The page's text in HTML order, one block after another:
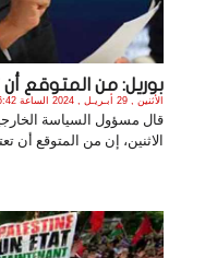
بوريل: من المتوقع
الأثنين , 29 أبـريـل , 2024 الساعة 7:36:42 PM
قال مسؤول السياسة
الاثنين، إن من المتوقع أن